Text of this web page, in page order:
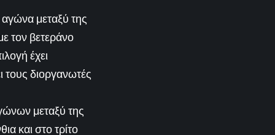
αγώνα μεταξύ της
τον βετεράνο
έχει
τους διοργανωτές
μεταξύ της
και στο τρίτο